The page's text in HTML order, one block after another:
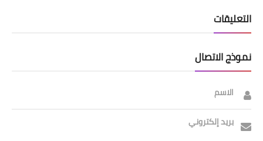
التعليقات
نموذج الاتصال
الاسم
بريد إلكتروني